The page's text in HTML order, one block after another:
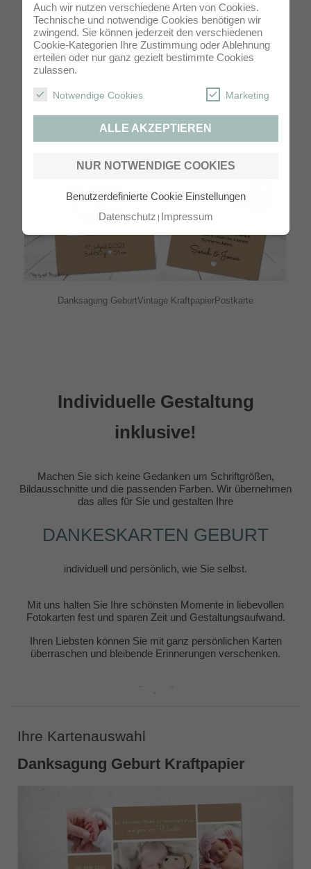
Auch wir nutzen verschiedene Arten von Cookies.
Technische und notwendige Cookies benötigen wir
zwingend. Sie können jederzeit den verschiedenen
Cookie-Kategorien Ihre Zustimmung oder Ablehnung
erteilen oder nur ganz gezielt bestimmte Cookies
zulassen.
Notwendige Cookies Marketing
ALLE AKZEPTIEREN
NUR NOTWENDIGE COOKIES
Benutzerdefinierte Cookie Einstellungen
Datenschutz Impressum
Danksagung GeburtVintage KraftpapierPostkarte
Individuelle Gestaltung
inklusive!
Machen Sie sich keine Gedanken um Schriftgrößen,
Bildausschnitte und die passenden Farben. Wir übernehmen
das alles für Sie und gestalten Ihre
DANKESKARTEN GEBURT
individuell und persönlich, wie Sie selbst.
Mit uns halten Sie Ihre schönsten Momente in liebevollen
Fotokarten fest und sparen Zeit und Gestaltungsaufwand.
Ihren Liebsten können Sie mit ganz persönlichen Karten
überraschen und bleibende Erinnerungen verschenken.
Ihre Kartenauswahl
Danksagung Geburt Kraftpapier